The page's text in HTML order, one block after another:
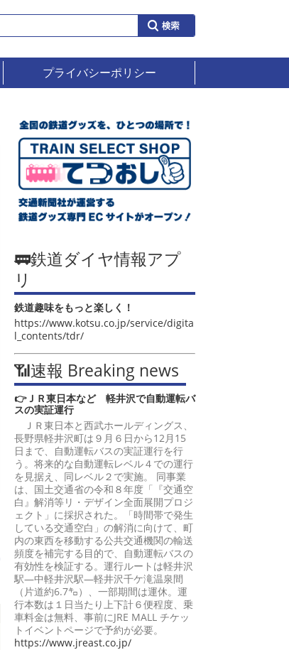
プライバシーポリシー
🚃鉄道ダイヤ情報アプ
リ
鉄道趣味をもっと楽しく！
https://www.kotsu.co.jp/service/digita
l_contents/tdr/
📶速報 Breaking news
👉ＪＲ東日本など 軽井沢で自動運転バ
スの実証運行
ＪＲ東日本と西武ホールディングス、
長野県軽井沢町は９月６日から12月15
日まで、自動運転バスの実証運行を行
う。将来的な自動運転レベル４での運行
を見据え、同レベル２で実施。 同事業
は、国土交通省の令和８年度「『交通空
白』解消等リ・デザイン全面展開プロジ
ェクト」に採択された。「時間帯で発生
している交通空白」の解消に向けて、町
内の東西を移動する公共交通機関の輸送
頻度を補完する目的で、自動運転バスの
有効性を検証する。運行ルートは軽井沢
駅―中軽井沢駅―軽井沢千ケ滝温泉間
（片道約6.7㌔）、一部期間は運休。運
行本数は１日当たり上下計６便程度、乗
車料金は無料、事前にJRE MALL チケッ
トイベントページで予約が必要。
https://www.jreast.co.jp/